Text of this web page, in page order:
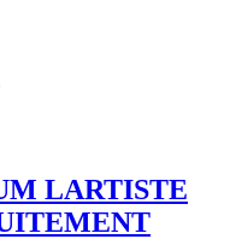
LARTISTE